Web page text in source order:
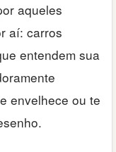
aqueles
aí: carros
entendem sua
envelhece ou te